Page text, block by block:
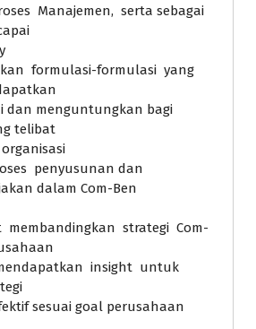
Manajemen, serta sebagai
formulasi-formulasi yang
dan menguntungkan bagi
telibat
penyusunan dan
dalam Com-Ben
membandingkan strategi Com-
insight untuk
sesuai goal perusahaan